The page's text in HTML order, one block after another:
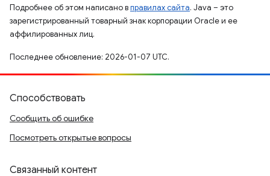
Подробнее об этом написано вправилах сайта. Java – это
зарегистрированный товарный знак корпорации Oracle и ее
аффилированных лиц.
Последнее обновление: 2026-01-07 UTC.
Способствовать
Сообщить об ошибке
Посмотреть открытые вопросы
Связанный контент